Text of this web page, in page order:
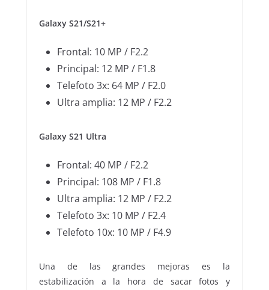
Galaxy S21/S21+
Frontal: 10 MP / F2.2
Principal: 12 MP / F1.8
Telefoto 3x: 64 MP / F2.0
Ultra amplia: 12 MP / F2.2
Galaxy S21 Ultra
Frontal: 40 MP / F2.2
Principal: 108 MP / F1.8
Ultra amplia: 12 MP / F2.2
Telefoto 3x: 10 MP / F2.4
Telefoto 10x: 10 MP / F4.9
Una de las grandes mejoras es la
estabilización a la hora de sacar fotos y